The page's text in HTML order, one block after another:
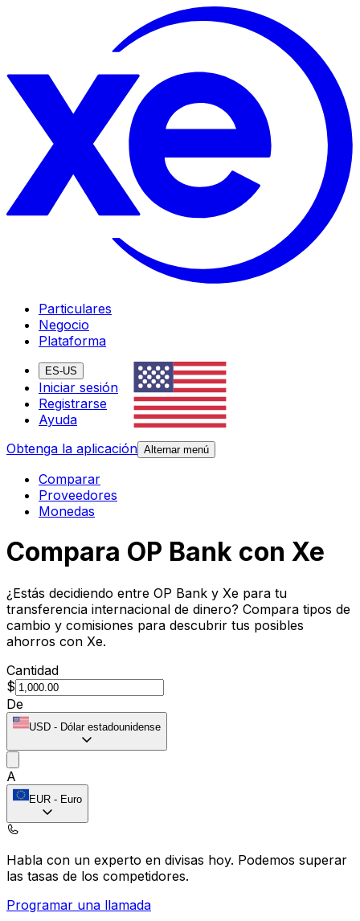
Particulares
Negocio
Plataforma
ES-US
Iniciar sesión
Registrarse
Ayuda
Obtenga la aplicación Alternar menú
Comparar
Proveedores
Monedas
Compara OP Bank con Xe
¿Estás decidiendo entre OP Bank y Xe para tu
transferencia internacional de dinero? Compara tipos de
cambio y comisiones para descubrir tus posibles
ahorros con Xe.
Cantidad
$
De
USD - Dólar estadounidense
A
EUR - Euro
Habla con un experto en divisas hoy. Podemos superar
las tasas de los competidores.
Programar una llamada